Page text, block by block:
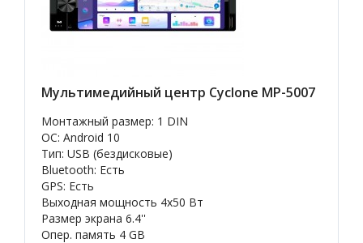
Мультимедийный центр Cyclone MP-5007
Монтажный размер: 1 DIN
OC: Android 10
Тип: USB (бездисковые)
Bluetooth: Есть
GPS: Есть
Выходная мощность 4х50 Вт
Размер экрана 6.4''
Опер. память 4 GB